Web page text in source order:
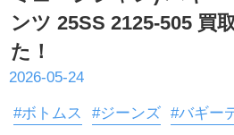
ンツ 25SS 2125-505 買
た！
2026-05-24
#ボトムス #ジーンズ #バギー